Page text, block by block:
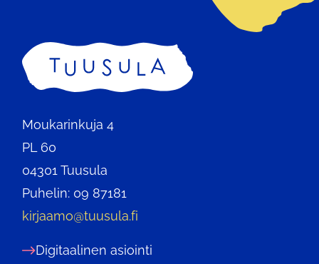
Etusivu
Moukarinkuja 4
PL 60
04301 Tuusula
Puhelin: 09 87181
kirjaamo@tuusula.fi
Digitaalinen asiointi